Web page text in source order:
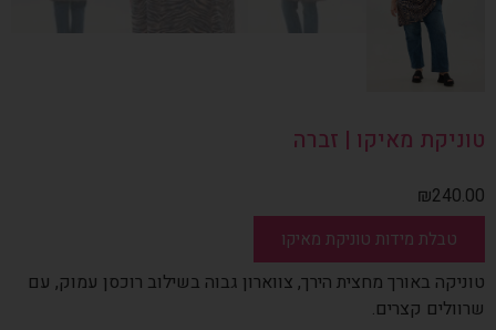
טוניקת מאיקו | זברה
₪240.00
טבלת מידות טוניקת מאיקו
טוניקה באורך מחצית הירך, צווארון גבוה בשילוב רוכסן עמוק, עם
שרוולים קצרים.